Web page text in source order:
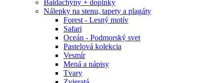
Baldachýny + doplnky
Nálepky na stenu, tapety a plagáty
Forest - Lesný motív
Safari
Oceán - Podmorský svet
Pastelová kolekcia
Vesmír
Mená a nápisy
Tvary